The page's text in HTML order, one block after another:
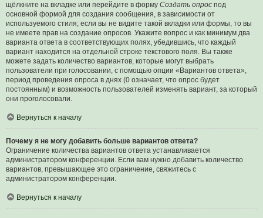
щёлкните на вкладке или перейдите в форму Создать опрос под
основной формой для создания сообщения, в зависимости от
используемого стиля; если вы не видите такой вкладки или формы, то вы
не имеете прав на создание опросов. Укажите вопрос и как минимум два
варианта ответа в соответствующих полях, убедившись, что каждый
вариант находится на отдельной строке текстового поля. Вы также
можете задать количество вариантов, которые могут выбрать
пользователи при голосовании, с помощью опции «Вариантов ответа»,
период проведения опроса в днях (0 означает, что опрос будет
постоянным) и возможность пользователей изменять вариант, за который
они проголосовали.
Вернуться к началу
Почему я не могу добавить больше вариантов ответа?
Ограничение количества вариантов ответа устанавливается
администратором конференции. Если вам нужно добавить количество
вариантов, превышающее это ограничение, свяжитесь с
администратором конференции.
Вернуться к началу